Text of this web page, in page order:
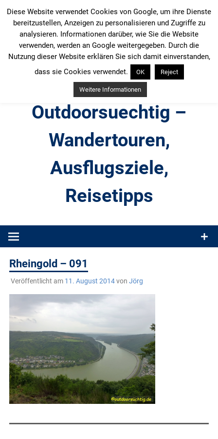
Inhalt
springen
Outdoorsuechtig –
Wandertouren,
Ausflugsziele,
Reisetipps
Produkttests und Buchrezensionen. Ein Blog für alle, die gern
Rheingold – 091
Veröffentlicht am 11. August 2014von Jörg
Diese Website verwendet Cookies von Google, um ihre Dienste
bereitzustellen, Anzeigen zu personalisieren und Zugriffe zu
analysieren. Informationen darüber, wie Sie die Website
verwenden, werden an Google weitergegeben. Durch die
Nutzung dieser Website erklären Sie sich damit einverstanden,
dass sie Cookies verwendet.
OK Reject
Weitere Informationen